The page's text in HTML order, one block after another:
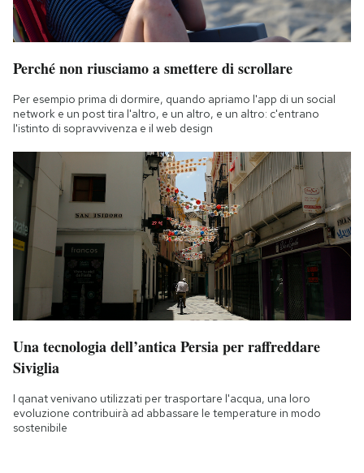
Perché non riusciamo a smettere di scrollare
Per esempio prima di dormire, quando apriamo l'app di un social
network e un post tira l'altro, e un altro, e un altro: c'entrano
l'istinto di sopravvivenza e il web design
Una tecnologia dell’antica Persia per raffreddare
Siviglia
I qanat venivano utilizzati per trasportare l'acqua, una loro
evoluzione contribuirà ad abbassare le temperature in modo
sostenibile